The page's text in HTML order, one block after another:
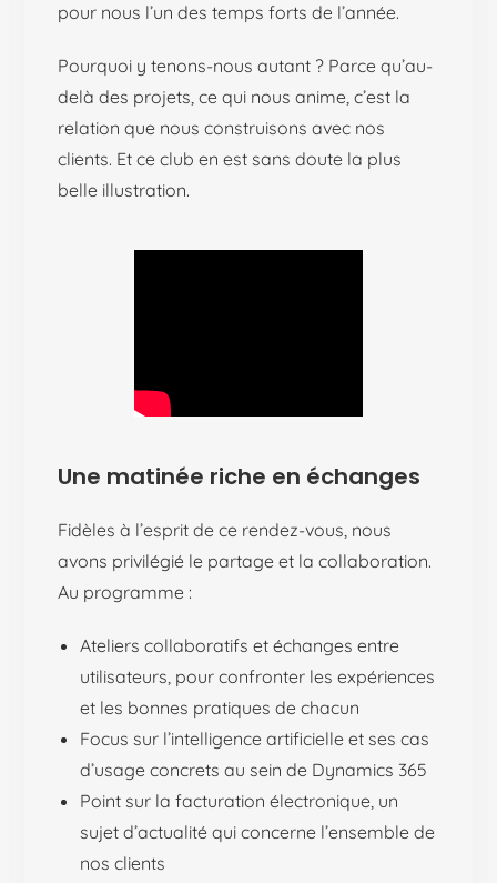
pour nous l’un des temps forts de l’année.
Pourquoi y tenons-nous autant ? Parce qu’au-
delà des projets, ce qui nous anime, c’est la
relation que nous construisons avec nos
clients. Et ce club en est sans doute la plus
belle illustration.
Une matinée riche en échanges
Fidèles à l’esprit de ce rendez-vous, nous
avons privilégié le partage et la collaboration.
Au programme :
Ateliers collaboratifs et échanges entre
utilisateurs, pour confronter les expériences
et les bonnes pratiques de chacun
Focus sur l’intelligence artificielle et ses cas
d’usage concrets au sein de Dynamics 365
Point sur la facturation électronique, un
sujet d’actualité qui concerne l’ensemble de
nos clients